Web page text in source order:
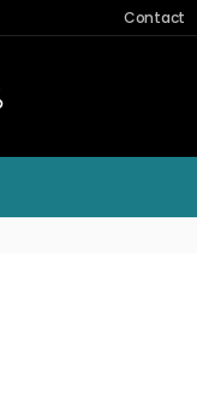
Contact